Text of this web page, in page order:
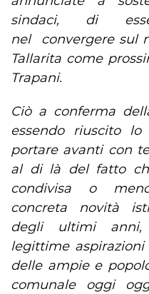
sindaci, di
nel convergere sul
Tallarita come
Trapani.
Ciò a conferma
essendo riuscito
portare avanti con
al di là del fatto
condivisa o
concreta novità
degli ultimi anni,
legittime
delle ampie e
comunale oggi